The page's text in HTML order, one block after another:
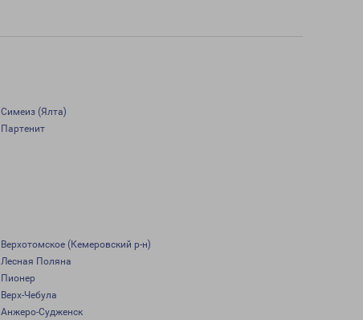
Симеиз (Ялта)
Партенит
Верхотомское (Кемеровский р-н)
Лесная Поляна
Пионер
Верх-Чебула
Анжеро-Судженск